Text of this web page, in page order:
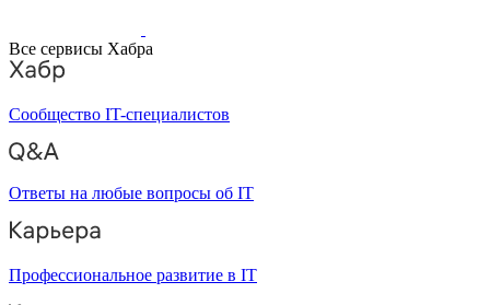
Все сервисы Хабра
Сообщество IT-специалистов
Ответы на любые вопросы об IT
Профессиональное развитие в IT